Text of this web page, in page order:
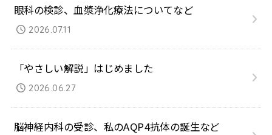
眼科の検診、血漿浄化療法についてなど
2026.07.11
「やさしい解説」はじめました
2026.06.27
脳神経内科の受診、私のAQP4抗体の誕生など